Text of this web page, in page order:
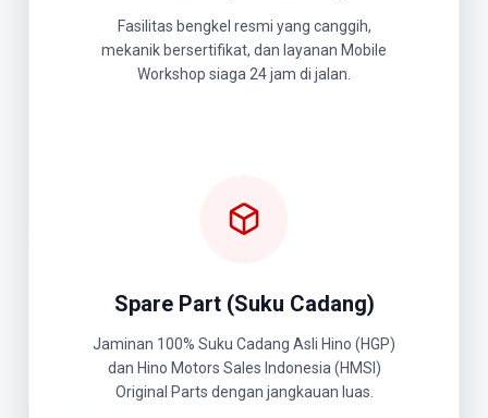
Fasilitas bengkel resmi yang canggih,
mekanik bersertifikat, dan layanan Mobile
Workshop siaga 24 jam di jalan.
Spare Part (Suku Cadang)
Jaminan 100% Suku Cadang Asli Hino (HGP)
dan Hino Motors Sales Indonesia (HMSI)
Original Parts dengan jangkauan luas.